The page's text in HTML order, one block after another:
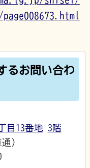
るお問い合わ
目13番地 3階
通）